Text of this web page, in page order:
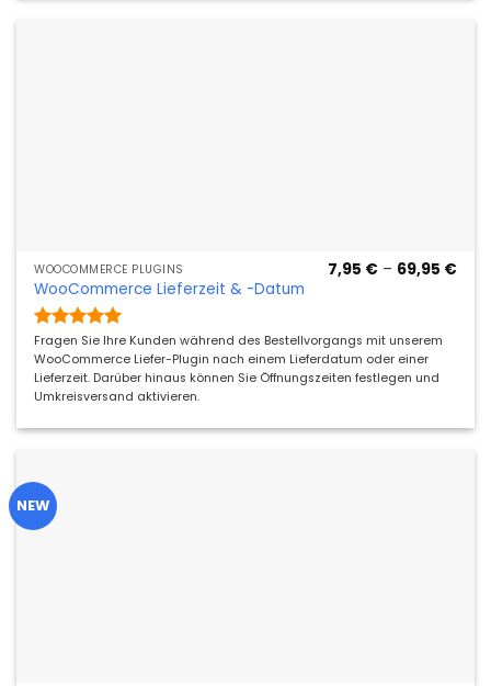
WOOCOMMERCE PLUGINS
WooCommerce Lieferzeit & -Datum
Bewertet
mit5von
5
7,95 € – 69,95 €
Fragen Sie Ihre Kunden während des Bestellvorgangs mit unserem
WooCommerce Liefer-Plugin nach einem Lieferdatum oder einer
Lieferzeit. Darüber hinaus können Sie Öffnungszeiten festlegen und
Umkreisversand aktivieren.
NEW